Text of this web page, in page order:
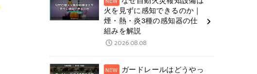
火を見ずに感知できるのか｜
煙・熱・炎3種の感知器の仕
組みを解説
2026.08.08
ガードレールはどうやっ